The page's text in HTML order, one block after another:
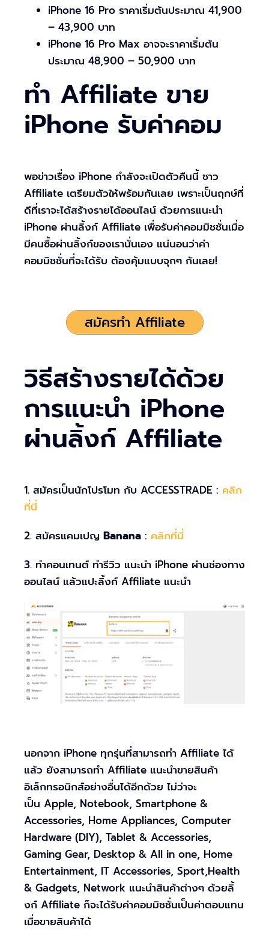
iPhone 16 Pro ราคาเริ่มต้นประมาณ 41,900
– 43,900 บาท
iPhone 16 Pro Max อาจจะราคาเริ่มต้น
ประมาณ 48,900 – 50,900 บาท
ทำ Affiliate ขาย
iPhone รับค่าคอม
พอข่าวเรื่อง iPhone กำลังจะเปิดตัวคืนนี้ ชาว
Affiliate เตรียมตัวให้พร้อมกันเลย เพราะเป็นฤกษ์ที่
ดีที่เราจะได้สร้างรายได้ออนไลน์ ด้วยการแนะนำ
iPhone ผ่านลิ้งก์ Affiliate เพื่อรับค่าคอมมิชชั่นเมื่อ
มีคนซื้อผ่านลิ้งก์ของเรานั่นเอง แน่นอนว่าค่า
คอมมิชชั่นที่จะได้รับ ต้องคุ้มแบบจุกๆ กันเลย!
สมัครทำ Affiliate
วิธีสร้างรายได้ด้วย
การแนะนำ iPhone
ผ่านลิ้งก์ Affiliate
1. สมัครเป็นนักโปรโมท กับ ACCESSTRADE : คลิก
ที่นี่
2. สมัครแคมเปญ Banana : คลิกที่นี่
3. ทำคอนเทนต์ ทำรีวิว แนะนำ iPhone ผ่านช่องทาง
ออนไลน์ แล้วแปะลิ้งก์ Affiliate แนะนำ
นอกจาก iPhone ทุกรุ่นที่สามารถทำ Affiliate ได้
แล้ว ยังสามารถทำ Affiliate แนะนำขายสินค้า
อิเล็กทรอนิกส์อย่างอื่นได้อีกด้วย ไม่ว่าจะ
เป็น Apple, Notebook, Smartphone &
Accessories, Home Appliances, Computer
Hardware (DIY), Tablet & Accessories,
Gaming Gear, Desktop & All in one, Home
Entertainment, IT Accessories, Sport,Health
& Gadgets, Network แนะนำสินค้าต่างๆ ด้วยลิ้
งก์ Affiliate ก็จะได้รับค่าคอมมิชชั่นเป็นค่าตอบแทน
เมื่อขายสินค้าได้